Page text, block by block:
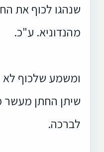
שנהגו לכוף את
מהנדוניא. ע"כ.
ומשמע שלכוף לא
שיתן החתן מעשר
לברכה.